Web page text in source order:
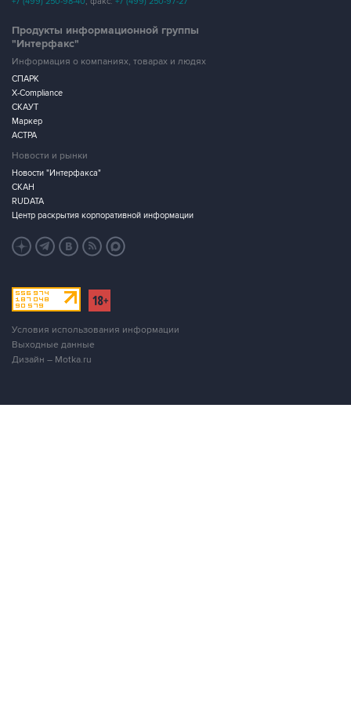
Информация о компаниях, товарах и людях
СПАРК
X-Compliance
СКАУТ
Маркер
АСТРА
Новости и рынки
Новости "Интерфакса"
СКАН
RUDATA
Центр раскрытия корпоративной информации
Условия использования информации
Выходные данные
Дизайн – Motka.ru